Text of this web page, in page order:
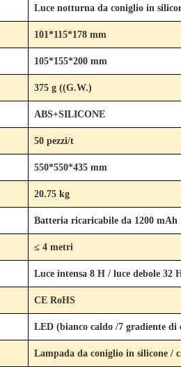
Luce notturna da coniglio in
101*115*178 mm
105*155*200 mm
375 g ((G.W.)
ABS+SILICONE
50 pezzi/t
550*550*435 mm
20.75 kg
Batteria ricaricabile da 1200 mAh
≤ 4 metri
Luce intensa 8 H / luce debole 32
CE RoHS
LED (bianco caldo /7 gradiente di
Lampada da coniglio in silicone /